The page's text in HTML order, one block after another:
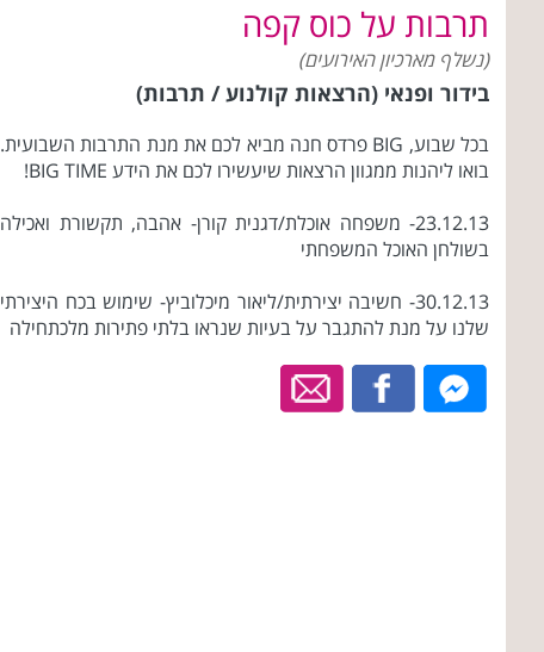
תרבות על כוס קפה
(נשלף מארכיון האירועים)
בידור ופנאי (הרצאות קולנוע / תרבות)
בכל שבוע, BIG פרדס חנה מביא לכם את מנת התרבות השבועית.
בואו ליהנות ממגוון הרצאות שיעשירו לכם את הידע BIG TIME!
23.12.13- משפחה אוכלת/דגנית קורן- אהבה, תקשורת ואכילה
בשולחן האוכל המשפחתי
30.12.13- חשיבה יצירתית/ליאור מיכלוביץ- שימוש בכח היצירתי
שלנו על מנת להתגבר על בעיות שנראו בלתי פתירות מלכתחילה